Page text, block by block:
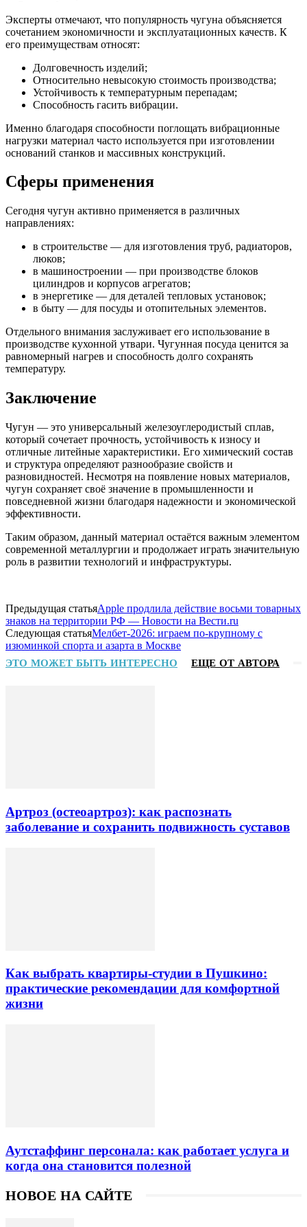
Эксперты отмечают, что популярность чугуна объясняется
сочетанием экономичности и эксплуатационных качеств. К
его преимуществам относят:
Долговечность изделий;
Относительно невысокую стоимость производства;
Устойчивость к температурным перепадам;
Способность гасить вибрации.
Именно благодаря способности поглощать вибрационные
нагрузки материал часто используется при изготовлении
оснований станков и массивных конструкций.
Сферы применения
Сегодня чугун активно применяется в различных
направлениях:
в строительстве — для изготовления труб, радиаторов,
люков;
в машиностроении — при производстве блоков
цилиндров и корпусов агрегатов;
в энергетике — для деталей тепловых установок;
в быту — для посуды и отопительных элементов.
Отдельного внимания заслуживает его использование в
производстве кухонной утвари. Чугунная посуда ценится за
равномерный нагрев и способность долго сохранять
температуру.
Заключение
Чугун — это универсальный железоуглеродистый сплав,
который сочетает прочность, устойчивость к износу и
отличные литейные характеристики. Его химический состав
и структура определяют разнообразие свойств и
разновидностей. Несмотря на появление новых материалов,
чугун сохраняет своё значение в промышленности и
повседневной жизни благодаря надежности и экономической
эффективности.
Таким образом, данный материал остаётся важным элементом
современной металлургии и продолжает играть значительную
роль в развитии технологий и инфраструктуры.
Предыдущая статьяApple продлила действие восьми товарных
знаков на территории РФ — Новости на Вести.ru
Следующая статьяМелбет-2026: играем по-крупному с
изюминкой спорта и азарта в Москве
ЭТО МОЖЕТ БЫТЬ ИНТЕРЕСНО ЕЩЕ ОТ АВТОРА
Артроз (остеоартроз): как распознать
заболевание и сохранить подвижность суставов
Как выбрать квартиры-студии в Пушкино:
практические рекомендации для комфортной
жизни
Аутстаффинг персонала: как работает услуга и
когда она становится полезной
НОВОЕ НА САЙТЕ